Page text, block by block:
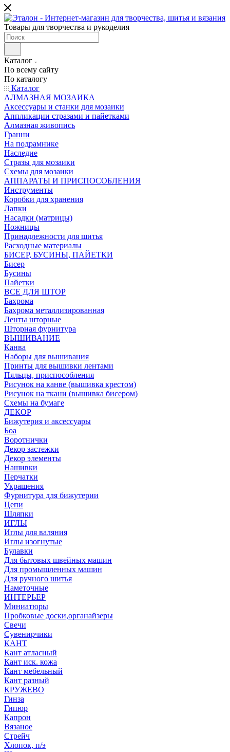
Товары для творчества и рукоделия
Каталог
По всему сайту
По каталогу
Каталог
АЛМАЗНАЯ МОЗАИКА
Аксессуары и станки для мозаики
Аппликации стразами и пайетками
Алмазная живопись
Гранни
На подрамнике
Наследие
Стразы для мозаики
Схемы для мозаики
АППАРАТЫ И ПРИСПОСОБЛЕНИЯ
Инструменты
Коробки для хранения
Лапки
Насадки (матрицы)
Ножницы
Принадлежности для шитья
Расходные материалы
БИСЕР, БУСИНЫ, ПАЙЕТКИ
Бисер
Бусины
Пайетки
ВСЕ ДЛЯ ШТОР
Бахрома
Бахрома металлизированная
Ленты шторные
Шторная фурнитура
ВЫШИВАНИЕ
Канва
Наборы для вышивания
Принты для вышивки лентами
Пяльцы, приспособления
Рисунок на канве (вышивка крестом)
Рисунок на ткани (вышивка бисером)
Схемы на бумаге
ДЕКОР
Бижутерия и аксессуары
Боа
Воротнички
Декор застежки
Декор элементы
Нашивки
Перчатки
Украшения
Фурнитура для бижутерии
Цепи
Шляпки
ИГЛЫ
Иглы для валяния
Иглы изогнутые
Булавки
Для бытовых швейных машин
Для промышленных машин
Для ручного шитья
Наметочные
ИНТЕРЬЕР
Миниатюры
Пробковые доски,органайзеры
Свечи
Сувенирчики
КАНТ
Кант атласный
Кант иск. кожа
Кант мебельный
Кант разный
КРУЖЕВО
Гинза
Гипюр
Капрон
Вязаное
Стрейч
Хлопок, п/э